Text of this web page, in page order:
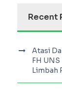
Recent
Atasi
FH
Limbah